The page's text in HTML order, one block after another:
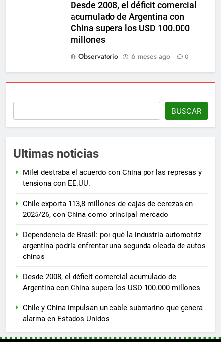
Desde 2008, el déficit comercial
acumulado de Argentina con
China supera los USD 100.000
millones
Observatorio
6 meses ago 0
BUSCAR
Ultimas noticias
Milei destraba el acuerdo con China por las represas y
tensiona con EE.UU.
Chile exporta 113,8 millones de cajas de cerezas en
2025/26, con China como principal mercado
Dependencia de Brasil: por qué la industria automotriz
argentina podría enfrentar una segunda oleada de autos
chinos
Desde 2008, el déficit comercial acumulado de
Argentina con China supera los USD 100.000 millones
Chile y China impulsan un cable submarino que genera
alarma en Estados Unidos